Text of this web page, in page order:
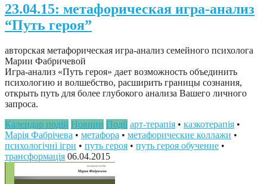
23.04.15: метафорическая игра-анализ
“Путь героя”
авторская метафорическая игра-анализ семейного психолога
Марии Фабричевой
Игра-анализ «Путь героя» дает возможность объединить
психологию и волшебство, расширить границы сознания,
открыть путь для более глубокого анализа Вашего личного
запроса.
Календар подій Новини Події арт-терапія • казкотерапія •
Марія Фабрічева • метафора • метафорические коллажи •
психологічні ігри • путь героя • путь героя обучение •
трансформація 06.04.2015